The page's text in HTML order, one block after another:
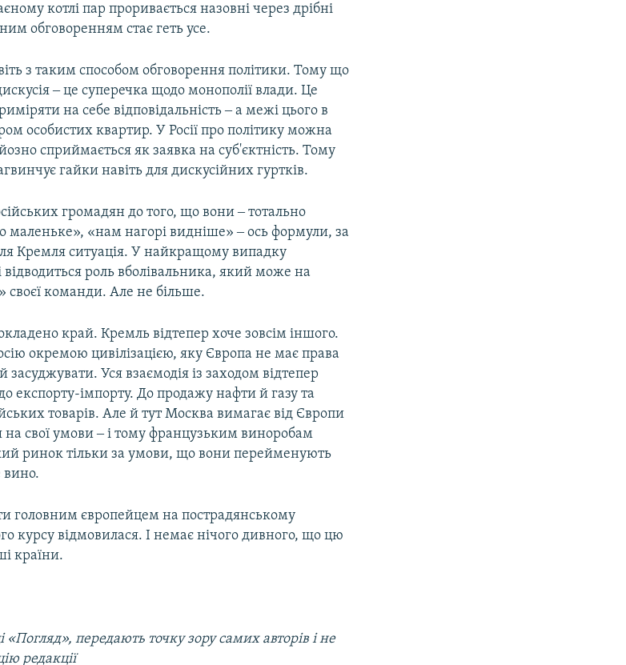
котлі пар проривається назовні через дрібні
обговоренням стає геть усе.
з таким способом обговорення політики. Тому що
‒ це суперечка щодо монополії влади. Це
на себе відповідальність ‒ а межі цього в
особистих квартир. У Росії про політику можна
сприймається як заявка на суб'єктність. Тому
гайки навіть для дискусійних гуртків.
громадян до того, що вони ‒ тотально
маленьке», «нам нагорі видніше» ‒ ось формули, за
Кремля ситуація. У найкращому випадку
роль вболівальника, який може на
своєї команди. Але не більше.
край. Кремль відтепер хоче зовсім іншого.
окремою цивілізацією, яку Європа не має права
засуджувати. Уся взаємодія із заходом відтепер
експорту-імпорту. До продажу нафти й газу та
товарів. Але й тут Москва вимагає від Європи
на свої умови ‒ і тому французьким виноробам
ринок тільки за умови, що вони перейменують
вино.
головним європейцем на пострадянському
курсу відмовилася. І немає нічого дивного, що цю
країни.
передають точку зору самих авторів і не
редакції